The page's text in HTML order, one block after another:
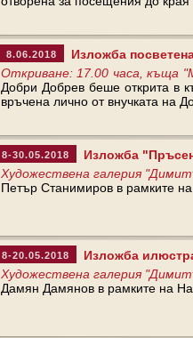
8.06.2018
Изложба
Откриване: 17.00 часа, къща
Добри Добрев беше открита в
връчена лично от внучката на
8-30.05.2018
Изложба
Художествена галерия
Петър Станимиров в рамките
8-20.05.2018
Изложба
Художествена галерия
Дамян Дамянов в рамките на